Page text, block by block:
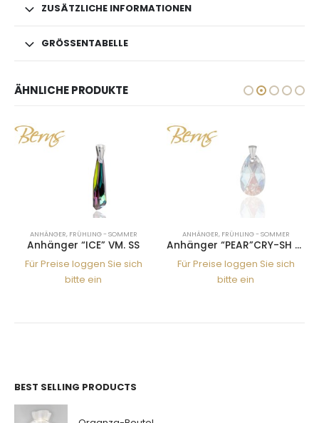
ZUSÄTZLICHE INFORMATIONEN
GRÖSSENTABELLE
ÄHNLICHE PRODUKTE
ANHÄNGER, FRÜHLING - SOMMER
Anhänger “ICE” VM. SS
Für Preise loggen Sie sich
bitte ein
ANHÄNGER, FRÜHLING - SOMMER
Anhänger “PEAR”CRY-SH 22SS
Für Preise loggen Sie sich
bitte ein
BEST SELLING PRODUCTS